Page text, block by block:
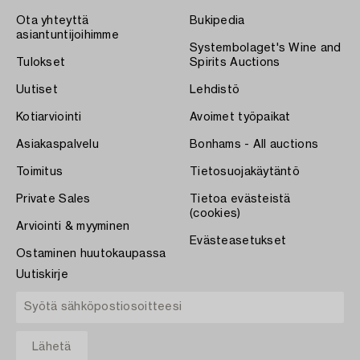
Ota yhteyttä
asiantuntijoihimme
Tulokset
Uutiset
Kotiarviointi
Asiakaspalvelu
Toimitus
Private Sales
Arviointi & myyminen
Ostaminen huutokaupassa
Bukipedia
Systembolaget's Wine and
Spirits Auctions
Lehdistö
Avoimet työpaikat
Bonhams - All auctions
Tietosuojakäytäntö
Tietoa evästeistä
(cookies)
Evästeasetukset
Uutiskirje